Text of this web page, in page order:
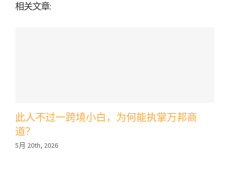
相关文章:
此人不过一跨境小白，为何能执掌万邦商
道？
5月 20th, 2026